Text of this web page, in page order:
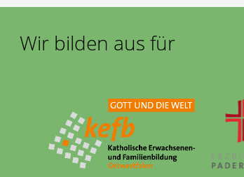
Wir bilden aus für